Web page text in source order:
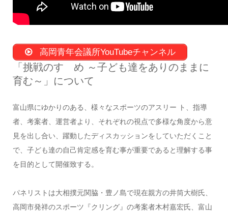
高岡青年会議所YouTubeチャンネル
「挑戦のすゝめ ～子ども達をありのままに
育む～」について
富山県にゆかりのある、様々なスポーツのアスリー ト、指導
者、考案者、運営者より、それぞれの視点で多様な角度から意
見を出し合い、躍動したディスカッションをしていただくこと
で、子ども達の自己肯定感を育む事が重要であると理解する事
を目的として開催致する。
パネリストは大相撲元関脇・豊ノ島で現在親方の井筒大樹氏、
高岡市発祥のスポーツ『クリング』の考案者木村嘉宏氏、富山